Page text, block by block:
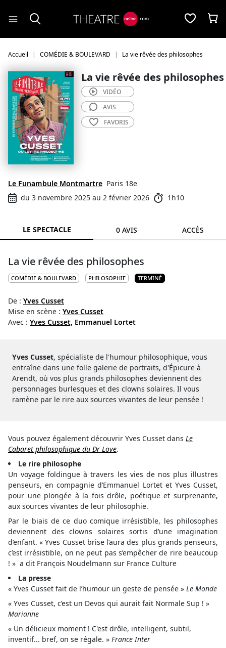
Accueil COMÉDIE & BOULEVARD La vie rêvée des philosophes
La vie rêvée des philosophes
Le Funambule Montmartre Paris 18e
du 3 novembre 2025 au 2 février 2026
1h10
VIDÉO
AVIS
FAVORIS
LE SPECTACLE 0 AVIS ACCÈS
La vie rêvée des philosophes
COMÉDIE & BOULEVARD PHILOSOPHIE TERMINÉ
De : Yves Cusset
Mise en scène : Yves Cusset
Avec : Yves Cusset, Emmanuel Lortet
Yves Cusset, spécialiste de l'humour philosophique, vous
entraîne dans une folle galerie de portraits, d'Épicure à
Arendt, où vos plus grands philosophes deviennent des
personnages burlesques et des clowns solaires. Il vous
ramène par le rire aux sources vivantes de leur pensée !
Vous pouvez également découvrir Yves Cusset dans Le
Cabaret philosophique du Dr Love.
Le rire philosophe
Un voyage foldingue à travers les vies de nos plus illustres
penseurs, en compagnie d’Emmanuel Lortet et Yves Cusset,
pour une plongée à la fois drôle, poétique et surprenante,
aux sources vivantes de leur philosophie.
Par le biais de ce duo comique irrésistible, les philosophes
deviennent des clowns solaires sortis d’une imagination
d’enfant. « Yves Cusset brise l’aura des plus grands penseurs,
c’est irrésistible, on ne peut pas s’empêcher de rire beaucoup
! » a dit François Noudelmann sur France Culture
La presse
« Yves Cusset fait de l’humour un geste de pensée » Le Monde
« Yves Cusset, c’est un Devos qui aurait fait Normale Sup ! »
Marianne
« Un délicieux moment ! C'est drôle, intelligent, subtil,
inventif... bref, on se régale. » France Inter